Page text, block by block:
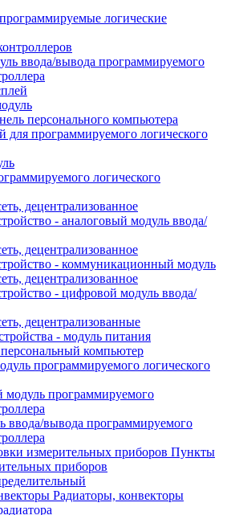
логические
ввода/вывода программируемого
персонального компьютера
для программируемого логического
логического
децентрализованное
- аналоговый модуль ввода/
децентрализованное
- коммуникационный модуль
децентрализованное
- цифровой модуль ввода/
децентрализованные
- модуль питания
компьютер
программируемого логического
модуль программируемого
ввода/вывода программируемого
Пункты
приборов
Радиаторы, конвекторы